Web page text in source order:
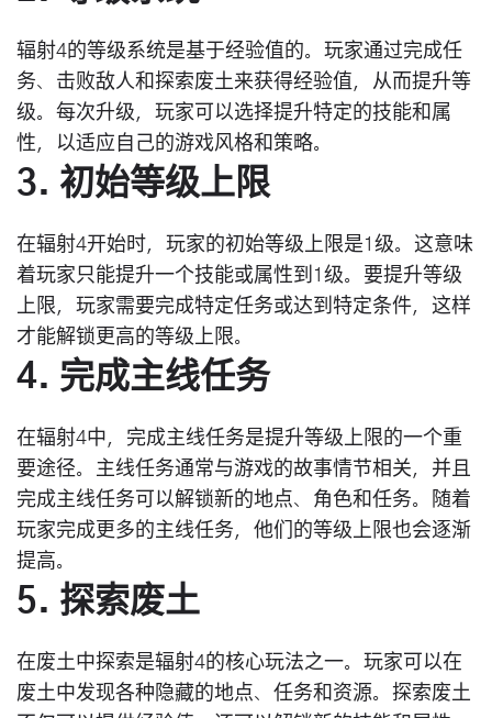
辐射4的等级系统是基于经验值的。玩家通过完成任
务、击败敌人和探索废土来获得经验值，从而提升等
级。每次升级，玩家可以选择提升特定的技能和属
性，以适应自己的游戏风格和策略。
3. 初始等级上限
在辐射4开始时，玩家的初始等级上限是1级。这意味
着玩家只能提升一个技能或属性到1级。要提升等级
上限，玩家需要完成特定任务或达到特定条件，这样
才能解锁更高的等级上限。
4. 完成主线任务
在辐射4中，完成主线任务是提升等级上限的一个重
要途径。主线任务通常与游戏的故事情节相关，并且
完成主线任务可以解锁新的地点、角色和任务。随着
玩家完成更多的主线任务，他们的等级上限也会逐渐
提高。
5. 探索废土
在废土中探索是辐射4的核心玩法之一。玩家可以在
废土中发现各种隐藏的地点、任务和资源。探索废土